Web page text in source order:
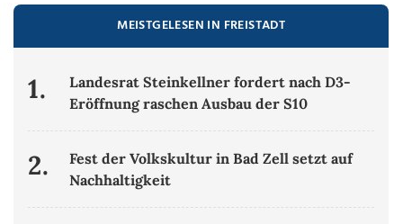
MEISTGELESEN IN FREISTADT
1.
Landesrat Steinkellner fordert nach D3-
Eröffnung raschen Ausbau der S10
2.
Fest der Volkskultur in Bad Zell setzt auf
Nachhaltigkeit